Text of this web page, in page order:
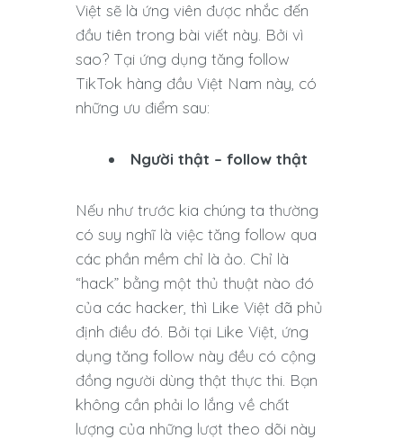
Việt sẽ là ứng viên được nhắc đến
đầu tiên trong bài viết này. Bởi vì
sao? Tại ứng dụng tăng follow
TikTok hàng đầu Việt Nam này, có
những ưu điểm sau:
Người thật – follow thật
Nếu như trước kia chúng ta thường
có suy nghĩ là việc tăng follow qua
các phần mềm chỉ là ảo. Chỉ là
“hack” bằng một thủ thuật nào đó
của các hacker, thì Like Việt đã phủ
định điều đó. Bởi tại Like Việt, ứng
dụng tăng follow này đều có cộng
đồng người dùng thật thực thi. Bạn
không cần phải lo lắng về chất
lượng của những lượt theo dõi này